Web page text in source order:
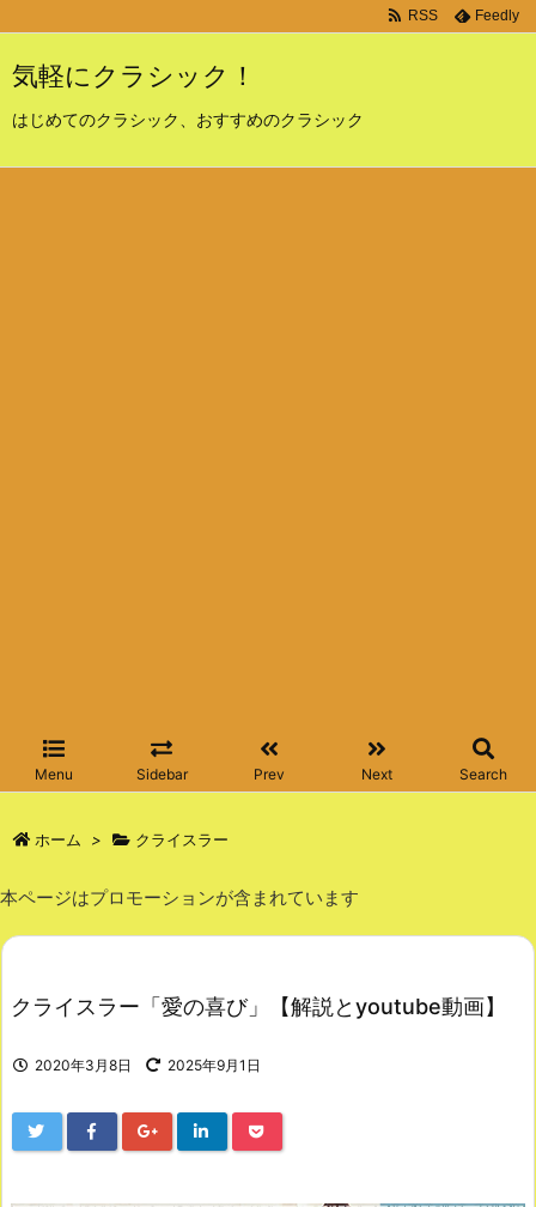
気軽にクラシック！
はじめてのクラシック、おすすめのクラシック
Menu Sidebar Prev Next Search
RSS Feedly
ホーム > クライスラー
本ページはプロモーションが含まれています
クライスラー「愛の喜び」【解説とyoutube動画】
2020年3月8日 2025年9月1日